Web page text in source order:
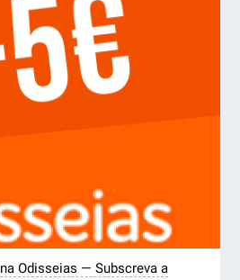
Odisseias — Subscreva a